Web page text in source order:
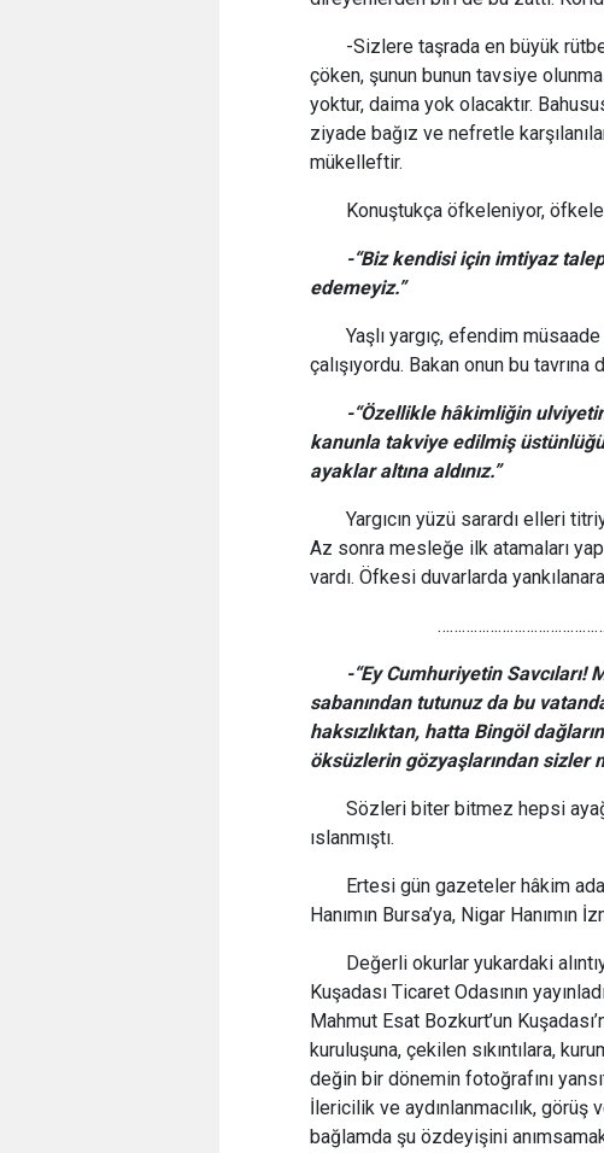
-Sizlere taşrada en büyük
çöken, şunun bunun tavsiye
yoktur, daima yok olacaktır.
ziyade bağız ve nefretle
mükelleftir.
Konuştukça öfkeleniyor,
-“Biz kendisi için imtiyaz
edemeyiz.”
Yaşlı yargıç, efendim
çalışıyordu. Bakan onun bu tavrına
-“Özellikle hâkimliğin
kanunla takviye edilmiş
ayaklar altına aldınız.”
Yargıcın yüzü sarardı elleri
Az sonra mesleğe ilk atamaları
vardı. Öfkesi duvarlarda
-“Ey Cumhuriyetin Savcıları!
sabanından tutunuz da bu
haksızlıktan, hatta Bingöl
öksüzlerin gözyaşlarından sizler
Sözleri biter bitmez hepsi
ıslanmıştı.
Ertesi gün gazeteler hâkim
Hanımın Bursa’ya, Nigar Hanımın
Değerli okurlar yukardaki
Kuşadası Ticaret Odasının
Mahmut Esat Bozkurt’un
kuruluşuna, çekilen sıkıntılara,
değin bir dönemin fotoğrafını
İlericilik ve aydınlanmacılık,
bağlamda şu özdeyişini